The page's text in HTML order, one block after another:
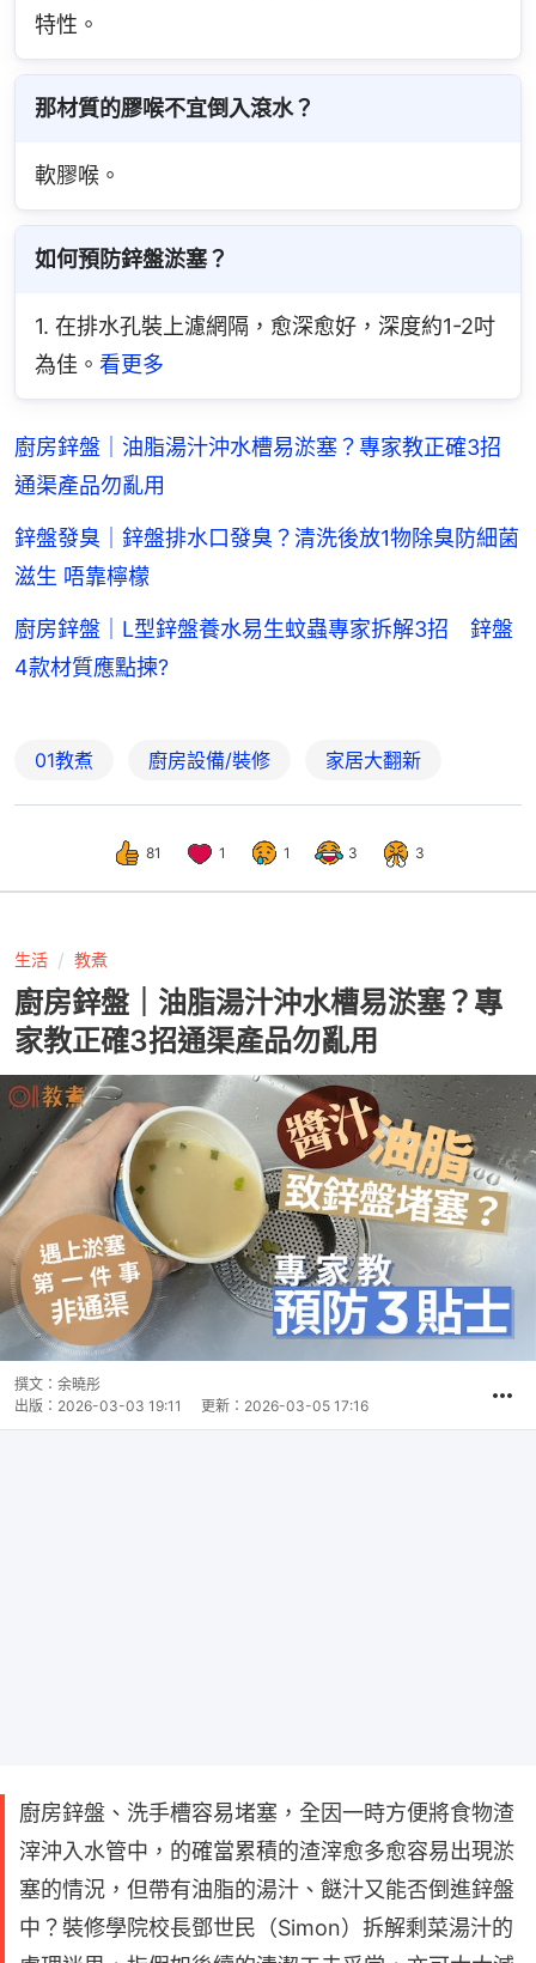
特性。
那材質的膠喉不宜倒入滾水？
軟膠喉。
如何預防鋅盤淤塞？
1. 在排水孔裝上濾網隔，愈深愈好，深度約1-2吋
為佳。 看更多
廚房鋅盤｜油脂湯汁沖水槽易淤塞？專家教正確3招
通渠產品勿亂用
鋅盤發臭｜鋅盤排水口發臭？清洗後放1物除臭防細菌
滋生 唔靠檸檬
廚房鋅盤｜L型鋅盤養水易生蚊蟲專家拆解3招 鋅盤
4款材質應點揀?
01教煮 廚房設備/裝修 家居大翻新
81 1 1 3 3
生活 教煮
廚房鋅盤｜油脂湯汁沖水槽易淤塞？專
家教正確3招通渠產品勿亂用
撰文： 余曉彤
出版： 2026-03-03 19:11 更新： 2026-03-05 17:16
廚房鋅盤、洗手槽容易堵塞，全因一時方便將食物渣
滓沖入水管中，的確當累積的渣滓愈多愈容易出現淤
塞的情況，但帶有油脂的湯汁、餸汁又能否倒進鋅盤
中？裝修學院校長鄧世民（Simon）拆解剩菜湯汁的